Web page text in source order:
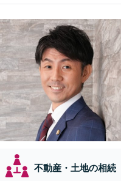
不動産・土地の相続